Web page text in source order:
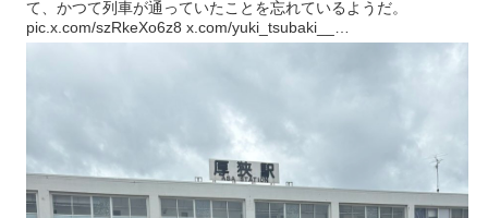
て、かつて列車が通っていたことを忘れているようだ。
pic.x.com/szRkeXo6z8 x.com/yuki_tsubaki__…